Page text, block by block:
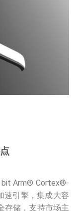
bit Arm® Cortex®-
速引擎，集成大容
存储，支持市场主